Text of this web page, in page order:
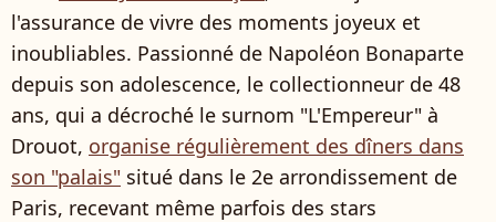
l'assurance de vivre des moments joyeux et
inoubliables. Passionné de Napoléon Bonaparte
depuis son adolescence, le collectionneur de 48
ans, qui a décroché le surnom "L'Empereur" à
Drouot, organise régulièrement des dîners dans
son "palais" situé dans le 2e arrondissement de
Paris, recevant même parfois des stars